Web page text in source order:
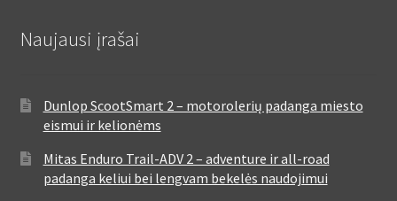
Naujausi įrašai
Dunlop ScootSmart 2 – motorolerių padanga miesto
eismui ir kelionėms
Mitas Enduro Trail-ADV 2 – adventure ir all-road
padanga keliui bei lengvam bekelės naudojimui